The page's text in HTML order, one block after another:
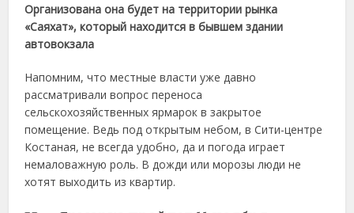
Организована она будетна территории рынка
«Саяхат», который находится в бывшем здании
автовокзала
Напомним, что местные власти уже давно
рассматривали вопрос переноса
сельскохозяйственных ярмарок в закрытое
помещение. Ведь под открытым небом, в Сити-центре
Костаная, не всегда удобно, да и погода играет
немаловажную роль. В дожди или морозы люди не
хотят выходить из квартир.